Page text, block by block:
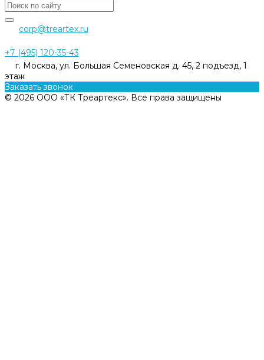
corp@treartex.ru
+7 (495) 120-35-43
г. Москва, ул. Большая Семеновская д. 45, 2 подъезд, 1
этаж
Заказать звонок
© 2026 ООО «ТК Треартекс». Все права защищены